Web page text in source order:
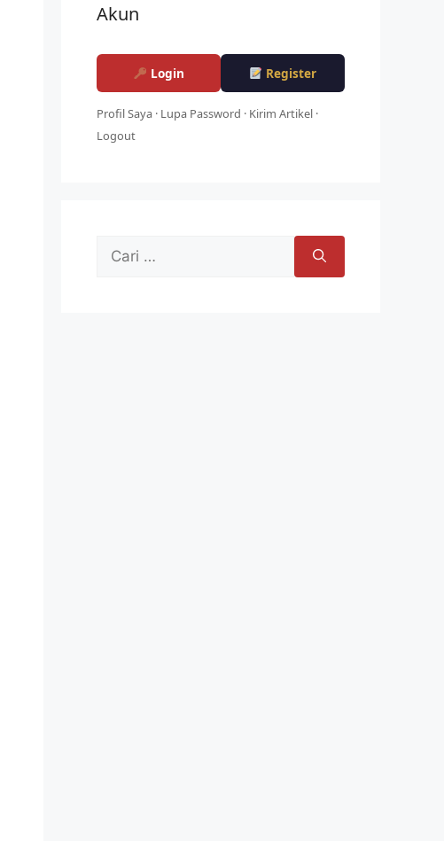
Akun
Login Register
Profil Saya · Lupa Password · Kirim Artikel ·
Logout
Cari